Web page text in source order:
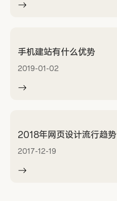
手机建站有什么优势
2019-01-02
2018年网页设计流行趋势
2017-12-19